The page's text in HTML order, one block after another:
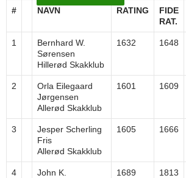
# NAVN RATING
FIDE
RAT.
1
Bernhard W.
Sørensen
Hillerød Skakklub
1632 1648
2
Orla Eilegaard
Jørgensen
Allerød Skakklub
1601 1609
3
Jesper Scherling
Fris
Allerød Skakklub
1605 1666
4
John K.
1689 1813